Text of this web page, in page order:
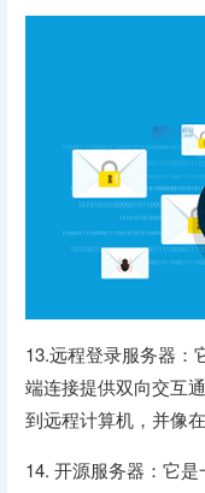
13.远程登录服务器：
端连接提供双向交互
到远程计算机，并像
14. 开源服务器：它